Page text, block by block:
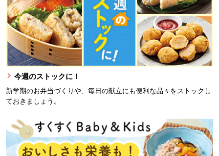
今週のストックに！
新学期のお弁当づくりや、毎日の献立にも便利な品々をストックし
ておきましょう。